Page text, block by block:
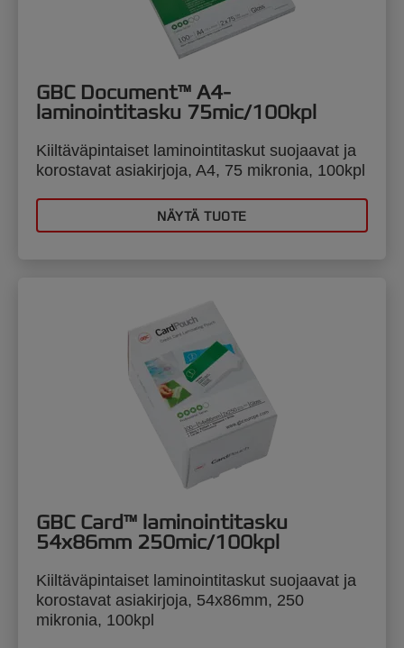
GBC Document™ A4-
laminointitasku 75mic/100kpl
Kiiltäväpintaiset laminointitaskut suojaavat ja
korostavat asiakirjoja, A4, 75 mikronia, 100kpl
NÄYTÄ TUOTE
GBC Card™ laminointitasku
54x86mm 250mic/100kpl
Kiiltäväpintaiset laminointitaskut suojaavat ja
korostavat asiakirjoja, 54x86mm, 250
mikronia, 100kpl